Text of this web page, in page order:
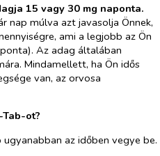
15 vagy 30 mg naponta.
nap múlva azt javasolja Önnek,
ami a legjobb az Ön
Az adag általában
Mindamellett, ha Ön idős
van, az orvosa
ot?
az időben vegye be.